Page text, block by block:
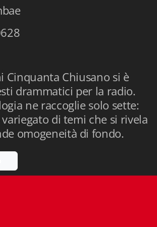
Cinquanta Chiusano si è
drammatici per la radio.
ne raccoglie solo sette:
di temi che si rivela
omogeneità di fondo.
- Cittadini